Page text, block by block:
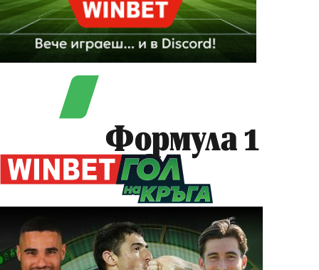
Формула 1